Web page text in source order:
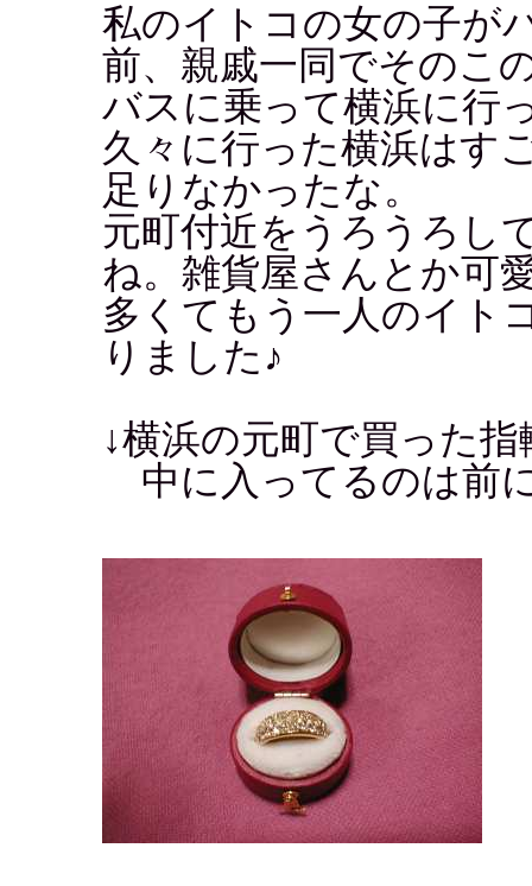
私のイトコの女の子が
前、親戚一同でそのこ
バスに乗って横浜に行
久々に行った横浜はす
足りなかったな。
元町付近をうろうろし
ね。雑貨屋さんとか可
多くてもう一人のイト
りました♪
↓横浜の元町で買った指
中に入ってるのは前